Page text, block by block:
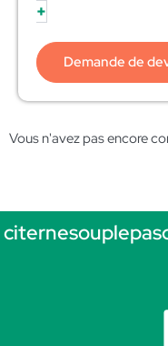
+
Demande de
Vous n'avez pas encore